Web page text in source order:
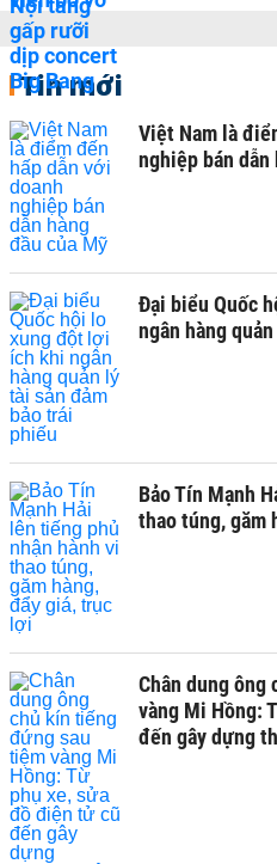
Tin mới
Việt Nam là
nghiệp bán dẫn
Đại biểu Quốc
ngân hàng
Bảo Tín Mạnh
thao túng, găm
Chân dung
vàng Mi Hồng:
đến gây dựng